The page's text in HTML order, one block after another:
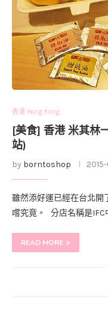
香港 Hong Kong
[美食] 香港 米其林
站)
by borntoshop
雖然添好運已經在台北開
嚐究竟。 分店名稱是IFC
READ MORE